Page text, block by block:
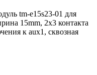
tm-e15s23-01 для
15mm, 2x3 контакта
к aux1, сквозная